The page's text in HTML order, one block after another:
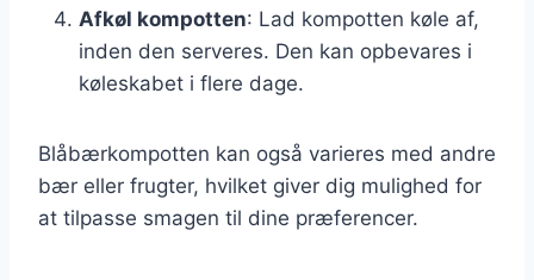
Afkøl kompotten: Lad kompotten køle af,
inden den serveres. Den kan opbevares i
køleskabet i flere dage.
Blåbærkompotten kan også varieres med andre
bær eller frugter, hvilket giver dig mulighed for
at tilpasse smagen til dine præferencer.